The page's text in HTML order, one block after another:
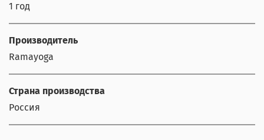
1 год
Производитель
Ramayoga
Страна производства
Россия